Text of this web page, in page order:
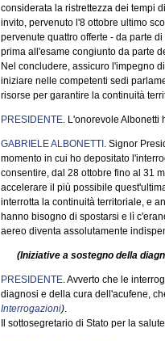
considerata la ristrettezza dei tempi
invito, pervenuto l'8 ottobre ultimo
pervenute quattro offerte - da parte
prima all'esame congiunto da parte
Nel concludere, assicuro l'impegno
iniziare nelle competenti sedi
risorse per garantire la continuità
PRESIDENTE. L'onorevole Albonetti
GABRIELE ALBONETTI . Signor
momento in cui ho depositato
consentire, dal 28 ottobre fino al 31
accelerare il più possibile
interrotta la continuità territoriale, e
hanno bisogno di spostarsi e lì
aereo diventa assolutamente
(Iniziative a sostegno della
PRESIDENTE. Avverto che le
diagnosi e della cura dell'acufene,
Interrogazioni).
Il sottosegretario di Stato per la